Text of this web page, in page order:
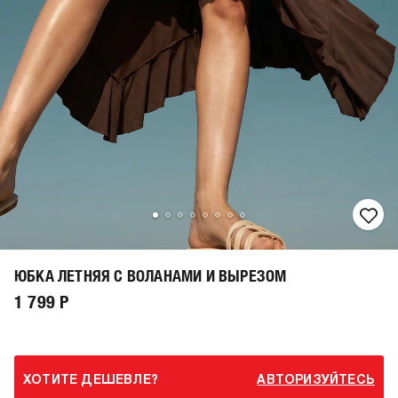
ЮБКА ЛЕТНЯЯ С ВОЛАНАМИ И ВЫРЕЗОМ
1 799 Р
ХОТИТЕ ДЕШЕВЛЕ? АВТОРИЗУЙТЕСЬ